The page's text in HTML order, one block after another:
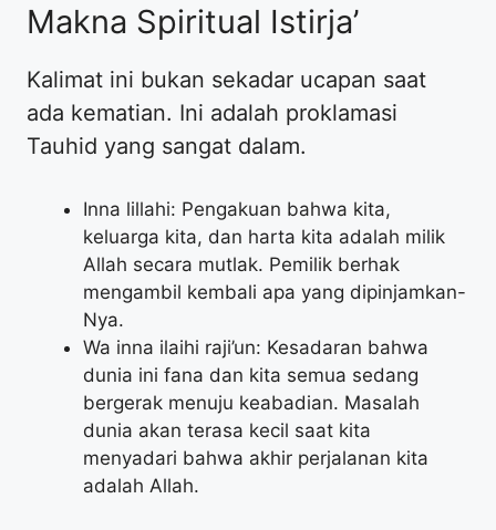
Makna Spiritual Istirja’
Kalimat ini bukan sekadar ucapan saat
ada kematian. Ini adalah proklamasi
Tauhid yang sangat dalam.
Inna lillahi: Pengakuan bahwa kita,
keluarga kita, dan harta kita adalah milik
Allah secara mutlak. Pemilik berhak
mengambil kembali apa yang dipinjamkan-
Nya.
Wa inna ilaihi raji’un: Kesadaran bahwa
dunia ini fana dan kita semua sedang
bergerak menuju keabadian. Masalah
dunia akan terasa kecil saat kita
menyadari bahwa akhir perjalanan kita
adalah Allah.